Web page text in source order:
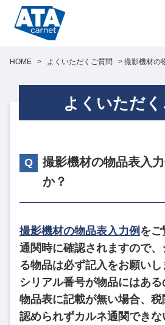
HOME > よくいただくご質問 > 撮影機材の
よくいただく
撮影機材の物品表入
か？
撮影機材の物品表入力例 をご
通関時に確認されますので
る物品は必ず記入をお願いし
シリアル番号が物品にはあ
物品表に記載が無い場合、
認められずカルネ通関でき